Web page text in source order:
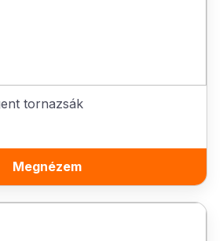
tornazsák
Megnézem